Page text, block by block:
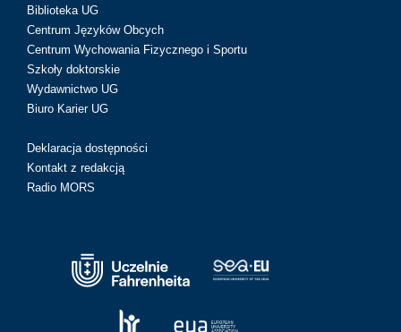
Biblioteka UG
Centrum Języków Obcych
Centrum Wychowania Fizycznego i Sportu
Szkoły doktorskie
Wydawnictwo UG
Biuro Karier UG
Deklaracja dostępności
Kontakt z redakcją
Radio MORS